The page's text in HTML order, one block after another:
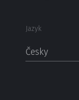
Jazyk
Česky